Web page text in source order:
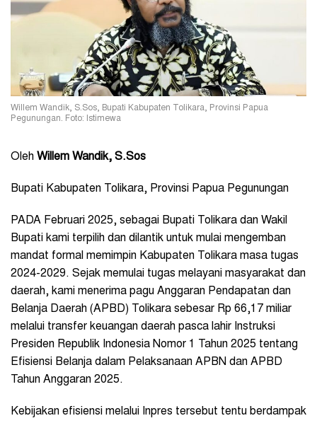
Willem Wandik, S.Sos, Bupati Kabupaten Tolikara, Provinsi Papua
Pegunungan. Foto: Istimewa
Oleh Willem Wandik, S.Sos
Bupati Kabupaten Tolikara, Provinsi Papua Pegunungan
PADA Februari 2025, sebagai Bupati Tolikara dan Wakil
Bupati kami terpilih dan dilantik untuk mulai mengemban
mandat formal memimpin Kabupaten Tolikara masa tugas
2024-2029. Sejak memulai tugas melayani masyarakat dan
daerah, kami menerima pagu Anggaran Pendapatan dan
Belanja Daerah (APBD) Tolikara sebesar Rp 66,17 miliar
melalui transfer keuangan daerah pasca lahir Instruksi
Presiden Republik Indonesia Nomor 1 Tahun 2025 tentang
Efisiensi Belanja dalam Pelaksanaan APBN dan APBD
Tahun Anggaran 2025.
Kebijakan efisiensi melalui Inpres tersebut tentu berdampak